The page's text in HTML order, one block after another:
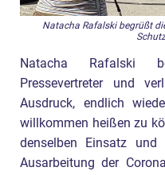
Natacha Rafalski begrüßt
Natacha Rafalski
Pressevertreter und
Ausdruck, endlich
willkommen heißen zu
denselben Einsatz
Ausarbeitung der